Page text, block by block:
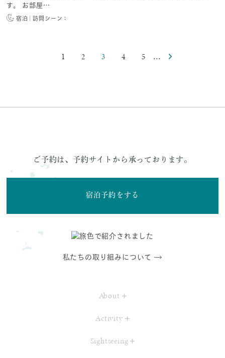
す。 お部屋…
宿泊 訪問シーン：
1 2 3 4 5
ご予約は、予約サイトから承っております。
宿泊予約をする
私たちの取り組みについて
About
Activity
Sightseeing